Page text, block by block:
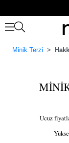
Minik Terzi
Ucuz